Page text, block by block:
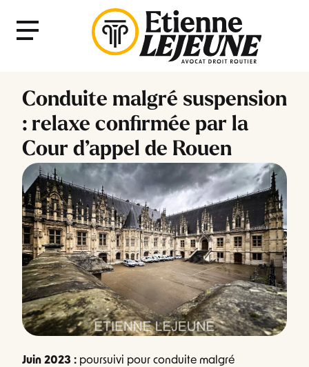
Menu
Conduite malgré suspension
: relaxe confirmée par la
Cour d’appel de Rouen
Juin 2023 : poursuivi pour conduite malgré
Fermer